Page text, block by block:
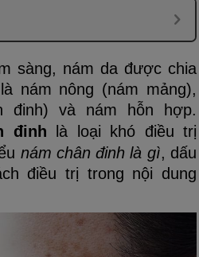
sàng, nám da được chia
nám nông (nám mảng),
đinh) và nám hỗn hợp.
đinh là loại khó điều trị
nám chân đinh là gì, dấu
điều trị trong nội dung